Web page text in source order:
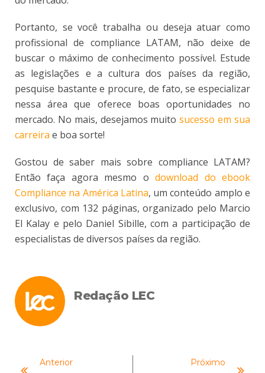
Portanto, se você trabalha ou deseja atuar como
profissional de compliance LATAM, não deixe de
buscar o máximo de conhecimento possível. Estude
as legislações e a cultura dos países da região,
pesquise bastante e procure, de fato, se especializar
nessa área que oferece boas oportunidades no
mercado. No mais, desejamos muitosucesso em sua
carreira e boa sorte!
Gostou de saber mais sobre compliance LATAM?
Então faça agora mesmo odownload do ebook
Compliance na América Latina, um conteúdo amplo e
exclusivo, com 132 páginas, organizado pelo Marcio
El Kalay e pelo Daniel Sibille, com a participação de
especialistas de diversos países da região.
Redação LEC
Anterior Próximo